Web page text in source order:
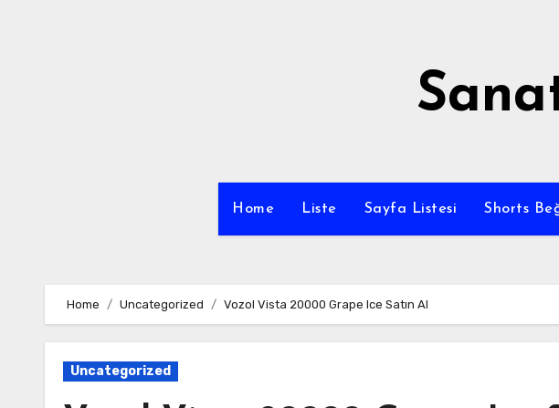
Home Liste Sayfa Listesi Shorts
Home Uncategorized Vozol Vista 20000 Grape Ice Satın Al
Uncategorized